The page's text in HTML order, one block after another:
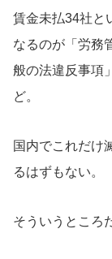
賃金未払34社と
なるのが「労務
般の法違反事項
ど。
国内でこれだけ
るはずもない。
そういうところ